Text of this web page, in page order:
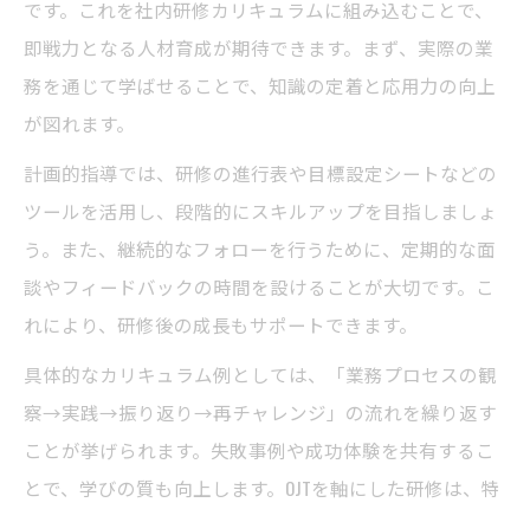
です。これを社内研修カリキュラムに組み込むことで、
即戦力となる人材育成が期待できます。まず、実際の業
務を通じて学ばせることで、知識の定着と応用力の向上
が図れます。
計画的指導では、研修の進行表や目標設定シートなどの
ツールを活用し、段階的にスキルアップを目指しましょ
う。また、継続的なフォローを行うために、定期的な面
談やフィードバックの時間を設けることが大切です。こ
れにより、研修後の成長もサポートできます。
具体的なカリキュラム例としては、「業務プロセスの観
察→実践→振り返り→再チャレンジ」の流れを繰り返す
ことが挙げられます。失敗事例や成功体験を共有するこ
とで、学びの質も向上します。OJTを軸にした研修は、特